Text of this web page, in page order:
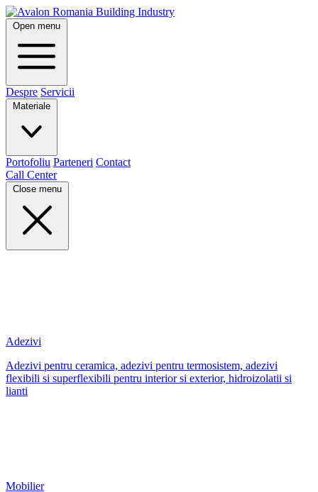
Open menu
Despre Servicii
Materiale
Portofoliu Parteneri Contact
Call Center
Close menu
Adezivi
Adezivi pentru ceramica, adezivi pentru termosistem, adezivi
flexibili si superflexibili pentru interior si exterior, hidroizolatii si
lianti
Mobilier